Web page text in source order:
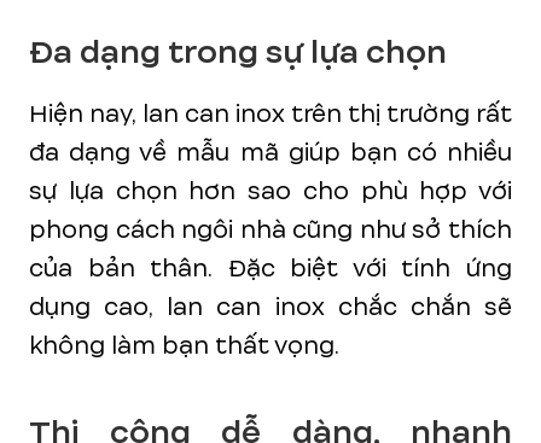
Đa dạng trong sự lựa chọn
Hiện nay, lan can inox trên thị trường rất
đa dạng về mẫu mã giúp bạn có nhiều
sự lựa chọn hơn sao cho phù hợp với
phong cách ngôi nhà cũng như sở thích
của bản thân. Đặc biệt với tính ứng
dụng cao, lan can inox chắc chắn sẽ
không làm bạn thất vọng.
Thi công dễ dàng, nhanh